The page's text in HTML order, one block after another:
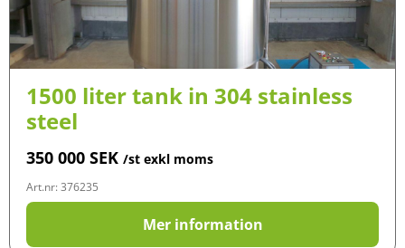
1500 liter tank in 304 stainless
steel
350 000 SEK /st exkl moms
Art.nr: 376235
Mer information